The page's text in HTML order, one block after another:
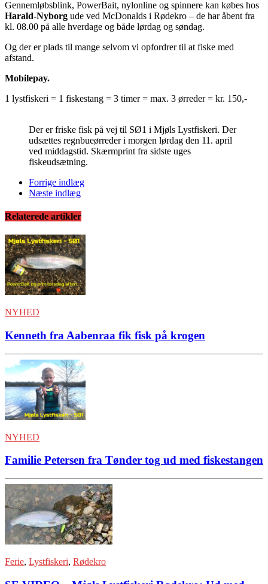
Gennemløbsblink, PowerBait, nylonline og spinnere kan købes hos
Harald-Nyborg ude ved McDonalds i Rødekro – de har åbent fra
kl. 08.00 på alle hverdage og både lørdag og søndag.
Og der er plads til mange selvom vi opfordrer til at fiske med
afstand.
Mobilepay.
1 lystfiskeri = 1 fiskestang = 3 timer = max. 3 ørreder = kr. 150,-
Der er friske fisk på vej til SØ1 i Mjøls Lystfiskeri. Der
udsættes regnbueørreder i morgen lørdag den 11. april
ved middagstid. Skærmprint fra sidste uges
fiskeudsætning.
Forrige indlæg
Næste indlæg
Relaterede artikler
NYHED
Kenneth fra Aabenraa fik fisk på krogen
NYHED
Familie Petersen fra Tønder tog ud med fiskestangen
Ferie, Lystfiskeri, Rødekro